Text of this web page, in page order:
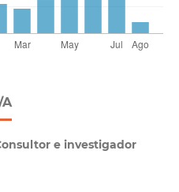
A
e investigador